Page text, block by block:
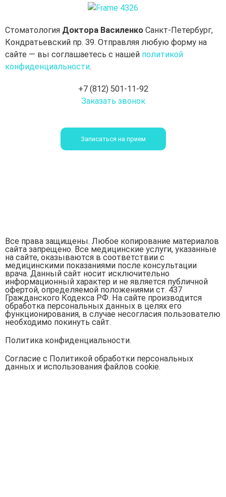
Стоматология Доктора Василенко Санкт-Петербург,
Кондратьевский пр. 39. Отправляя любую форму на
сайте — вы соглашаетесь с нашей политикой
конфиденциальности.
+7 (812) 501-11-92
Заказать звонок
Записаться на прием
Все права защищены. Любое копирование материалов
сайта запрещено. Все медицинские услуги, указанные
на сайте, оказываются в соответствии с
медицинскими показаниями после консультации
врача. Данный сайт носит исключительно
информационный характер и не является публичной
офертой, определяемой положениями ст. 437
Гражданского Кодекса РФ. На сайте производится
обработка персональных данных в целях его
функционирования, в случае несогласия пользователю
необходимо покинуть сайт.
Политика конфиденциальности.
Согласие с Политикой обработки персональных
данных и использования файлов cookie.